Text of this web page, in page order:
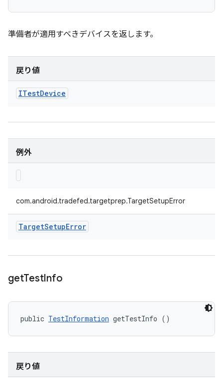
準備者が適用すべきデバイスを返します。
戻り値
ITestDevice
例外
com.android.tradefed.targetprep.TargetSetupError
TargetSetupError
getTestInfo
public TestInformation getTestInfo ()
戻り値